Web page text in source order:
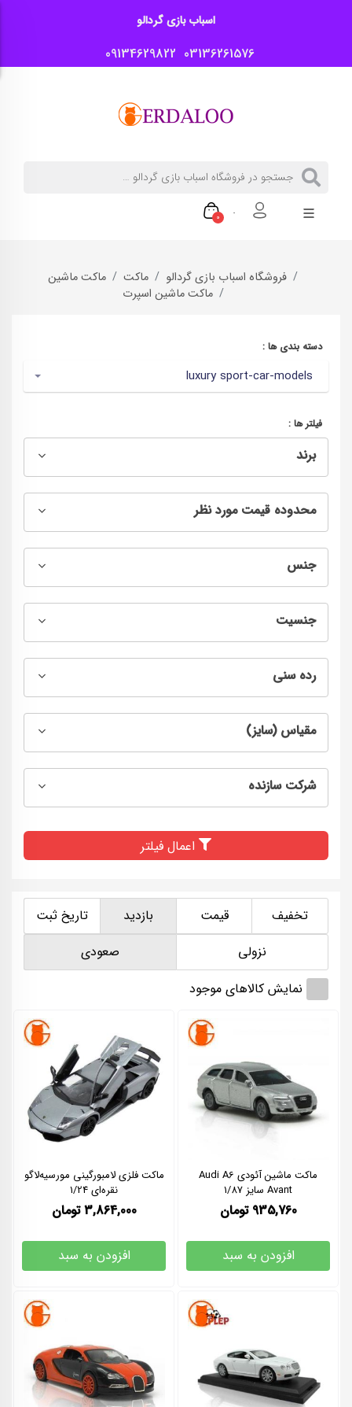
اسباب بازی گردالو
03136261576
09134629822
0
فروشگاه اسباب بازی گردالو ماکت
ماکت ماشین
ماکت ماشین اسپرت
دسته بندی ها :
luxury sport-car-models
فیلتر ها :
برند
محدوده قیمت مورد نظر
جنس
جنسیت
رده سنی
مقیاس (سایز)
شرکت سازنده
تخفیف قیمت بازدید
تاریخ ثبت
نزولی
صعودی
نمایش کالاهای موجود
ماکت ماشین آئودی Audi A6
Avant سایز 1/87
935,760 تومان
افزودن به سبد
ماکت فلزی لامبورگینی مورسیه‌لاگو
نقره‌ای 1/24
3,864,000 تومان
افزودن به سبد